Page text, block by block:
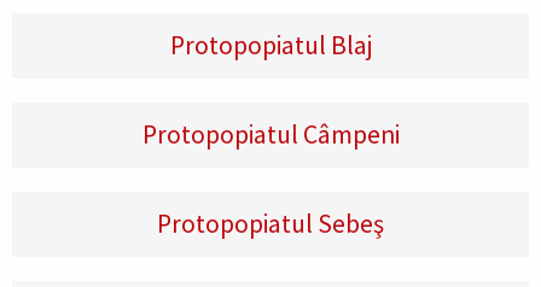
Protopopiatul Blaj
Protopopiatul Câmpeni
Protopopiatul Sebeş